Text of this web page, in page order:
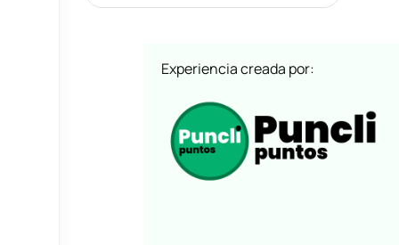
Experiencia creada por: